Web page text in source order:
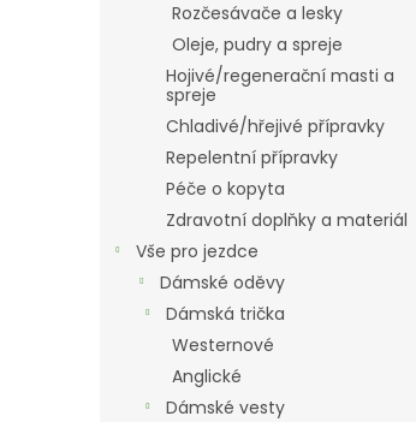
Rozčesávače a lesky
Oleje, pudry a spreje
Hojivé/regenerační masti a
spreje
Chladivé/hřejivé přípravky
Repelentní přípravky
Péče o kopyta
Zdravotní doplňky a materiál
Vše pro jezdce
Dámské oděvy
Dámská trička
Westernové
Anglické
Dámské vesty